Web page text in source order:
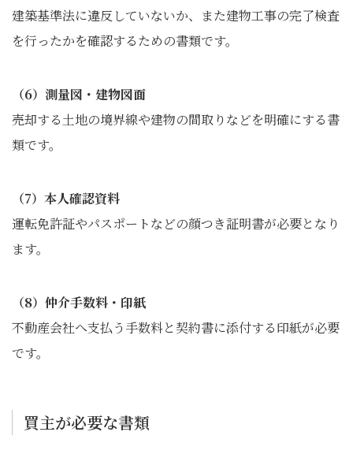
建築基準法に違反していないか、また建物工事の完了検査
を行ったかを確認するための書類です。
（6）測量図・建物図面
売却する土地の境界線や建物の間取りなどを明確にする書
類です。
（7）本人確認資料
運転免許証やパスポートなどの顔つき証明書が必要となり
ます。
（8）仲介手数料・印紙
不動産会社へ支払う手数料と契約書に添付する印紙が必要
です。
買主が必要な書類